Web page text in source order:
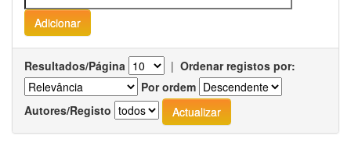
Resultados/Página | Ordenar registos por:
Por ordem
Autores/Registo